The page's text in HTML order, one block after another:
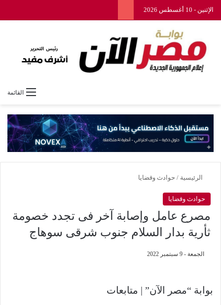
الإثنين - 10 أغسطس 2026
القائمة
الرئيسية / حوادث وقضايا
حوادث وقضايا
مصرع عامل وإصابة آخر فى تجدد خصومة
ثأرية بدار السلام جنوب شرقى سوهاج
الجمعة - 9 سبتمبر 2022
بوابة “مصر الآن” | متابعات